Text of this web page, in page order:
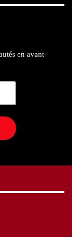
en avant-